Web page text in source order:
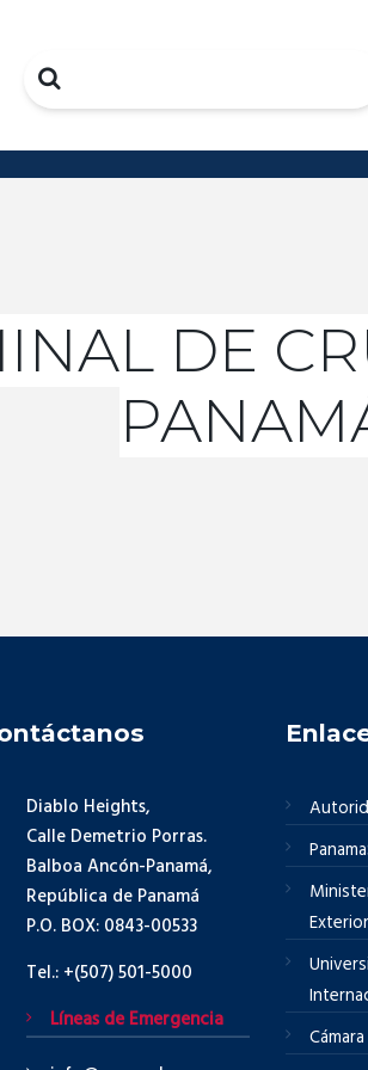
Search
DE
Diablo Heights,
Calle Demetrio Porras.
Balboa Ancón-Panamá,
República de Panamá
P.O. BOX: 0843-00533
Tel.: +(507) 501-5000
Líneas de Emergencia